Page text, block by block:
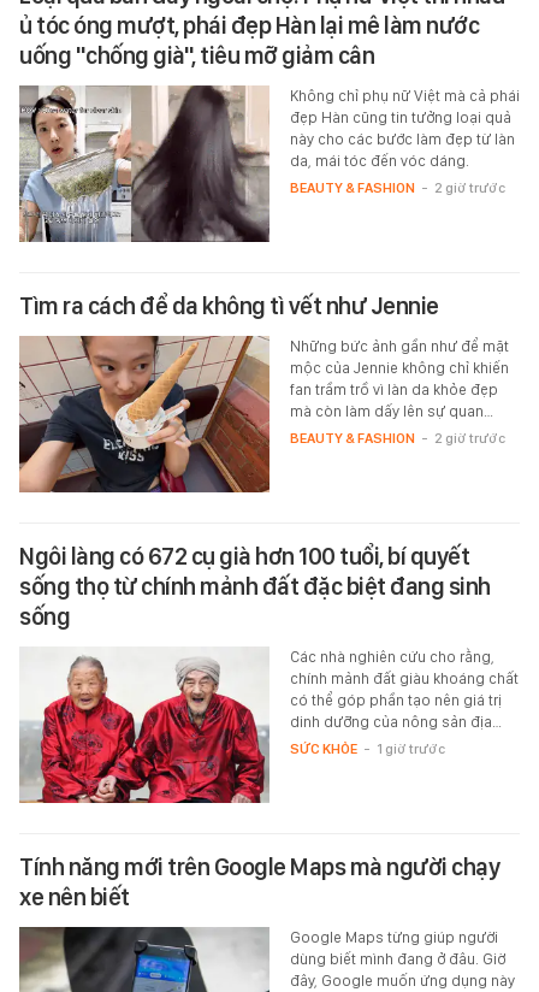
ủ tóc óng mượt, phái đẹp Hàn lại mê làm nước
uống "chống già", tiêu mỡ giảm cân
Không chỉ phụ nữ Việt mà cả phái
đẹp Hàn cũng tin tưởng loại quả
này cho các bước làm đẹp từ làn
da, mái tóc đến vóc dáng.
BEAUTY & FASHION - 2 giờ trước
Tìm ra cách để da không tì vết như Jennie
Những bức ảnh gần như để mặt
mộc của Jennie không chỉ khiến
fan trầm trồ vì làn da khỏe đẹp
mà còn làm dấy lên sự quan…
BEAUTY & FASHION - 2 giờ trước
Ngôi làng có 672 cụ già hơn 100 tuổi, bí quyết
sống thọ từ chính mảnh đất đặc biệt đang sinh
sống
Các nhà nghiên cứu cho rằng,
chính mảnh đất giàu khoáng chất
có thể góp phần tạo nên giá trị
dinh dưỡng của nông sản địa…
SỨC KHỎE - 1 giờ trước
Tính năng mới trên Google Maps mà người chạy
xe nên biết
Google Maps từng giúp người
dùng biết mình đang ở đâu. Giờ
đây, Google muốn ứng dụng này